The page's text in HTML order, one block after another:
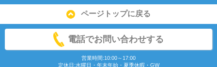
ページトップに戻る
電話でお問い合わせする
営業時間:10:00～17:00
定休日:水曜日・年末年始・夏季休暇・GW